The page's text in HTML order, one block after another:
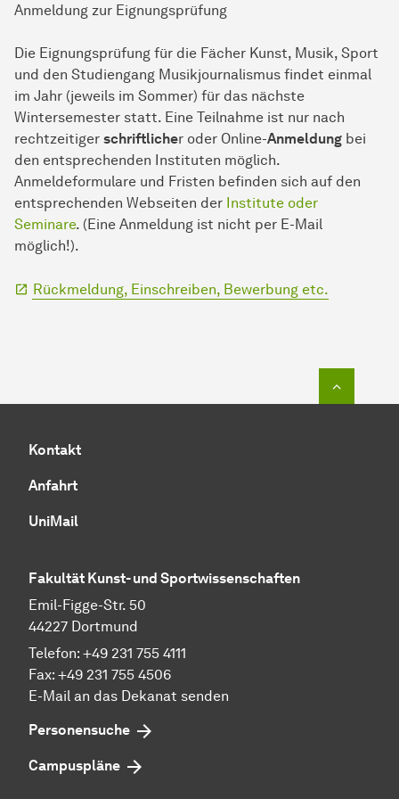
Anmeldung zur Eignungsprüfung
Die Eignungsprüfung für die Fächer Kunst, Musik, Sport
und den Studiengang Musikjournalismus findet einmal
im Jahr (jeweils im Sommer) für das nächste
Wintersemester statt. Eine Teilnahme ist nur nach
rechtzeitiger schriftlicher oder Online-Anmeldung bei
den entsprechenden Instituten möglich.
Anmeldeformulare und Fristen befinden sich auf den
entsprechenden Webseiten der Institute oder
Seminare. (Eine Anmeldung ist nicht per E-Mail
möglich!).
Rückmeldung, Einschreiben, Bewerbung etc.
Kontakt
Anfahrt
UniMail
Fakultät Kunst- und Sportwissenschaften
Emil-Figge-Str. 50
44227 Dortmund
Telefon: +49 231 755 4111
Fax: +49 231 755 4506
E-Mail an das Dekanat senden
Personensuche
Campuspläne